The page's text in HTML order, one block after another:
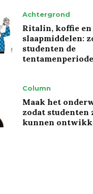
Achtergrond
Ritalin, koffie en
slaapmiddelen:
studenten de
Column
Maak het
zodat studenten
kunnen